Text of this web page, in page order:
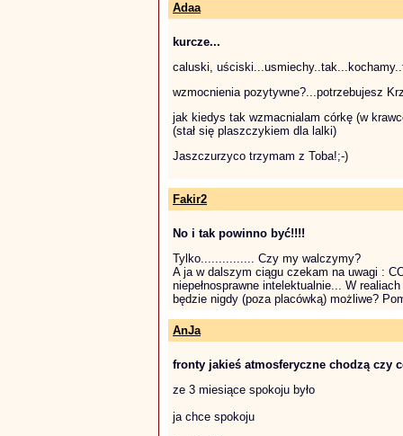
Adaa
kurcze...
caluski,
wzmocnienia pozytywne?...potrzebujesz
jak kiedys tak wzmacnialam córkę (w
(stał się plaszczykiem dla lalki)
Jaszczurzyco trzymam z Toba!;-)
Fakir2
No i tak powinno być!!!!
Tylko............... Czy my walczymy?
A ja w dalszym ciągu czekam na uwagi :
niepełnosprawne intelektualnie... W
będzie nigdy (poza placówką) możliwe?
AnJa
fronty jakieś atmosferyczne chodzą czy
ze 3 miesiące spokoju było
ja chce spokoju